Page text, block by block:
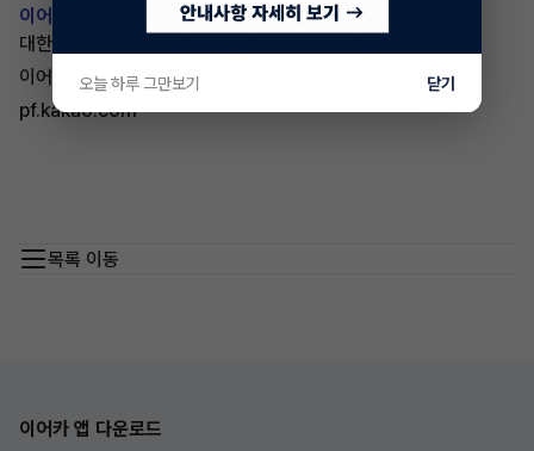
이어카
대한민국 NO.1 대표승계 앱(APP) 언제 어디서나 이어주고
이어받자, 이어카
pf.kakao.com
목록 이동
이어카 앱 다운로드
오늘 하루 그만보기 닫기